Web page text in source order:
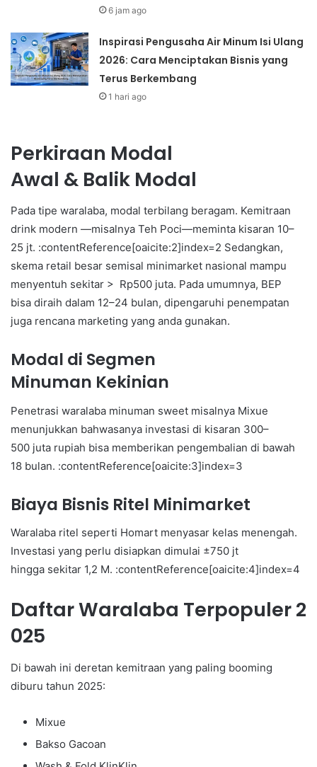
6 jam ago
Inspirasi Pengusaha Air Minum Isi Ulang
2026: Cara Menciptakan Bisnis yang
Terus Berkembang
1 hari ago
Perkiraan Modal
Awal & Balik Modal
Pada tipe waralaba, modal terbilang beragam. Kemitraan
drink modern —misalnya Teh Poci—meminta kisaran 10–
25 jt. :contentReference[oaicite:2]index=2 Sedangkan,
skema retail besar semisal minimarket nasional mampu
menyentuh sekitar > Rp500 juta. Pada umumnya, BEP
bisa diraih dalam 12–24 bulan, dipengaruhi penempatan
juga rencana marketing yang anda gunakan.
Modal di Segmen
Minuman Kekinian
Penetrasi waralaba minuman sweet misalnya Mixue
menunjukkan bahwasanya investasi di kisaran 300–
500 juta rupiah bisa memberikan pengembalian di bawah
18 bulan. :contentReference[oaicite:3]index=3
Biaya Bisnis Ritel Minimarket
Waralaba ritel seperti Homart menyasar kelas menengah.
Investasi yang perlu disiapkan dimulai ±750 jt
hingga sekitar 1,2 M. :contentReference[oaicite:4]index=4
Daftar Waralaba Terpopuler 2
025
Di bawah ini deretan kemitraan yang paling booming
diburu tahun 2025:
Mixue
Bakso Gacoan